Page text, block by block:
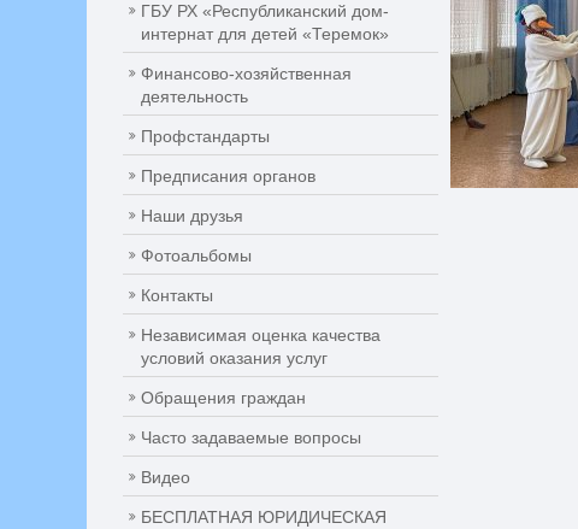
ГБУ РХ «Республиканский дом-
интернат для детей «Теремок»
Финансово-хозяйственная
деятельность
Профстандарты
Предписания органов
Наши друзья
Фотоальбомы
Контакты
Независимая оценка качества
условий оказания услуг
Обращения граждан
Часто задаваемые вопросы
Видео
БЕСПЛАТНАЯ ЮРИДИЧЕСКАЯ